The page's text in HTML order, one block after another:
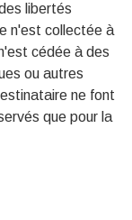
libertés
n'est collectée à
cédée à des
ou autres
ne font
que pour la